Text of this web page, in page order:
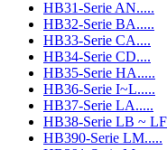
HB31-Serie AN.....
HB32-Serie BA.....
HB33-Serie CA....
HB34-Serie CD....
HB35-Serie HA.....
HB36-Serie I~L.....
HB37-Serie LA.....
HB38-Serie LB ~
HB390-Serie LM.....